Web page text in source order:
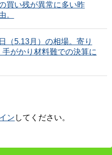
買い残が異常に多い昨
。
5.13月）の相場。寄り
がかり材料難での決算に
ン してください。